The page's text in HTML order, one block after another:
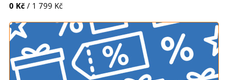
0 Kč / 1 799 Kč